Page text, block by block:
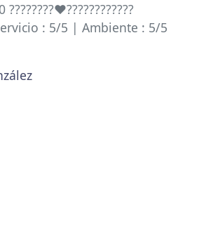
: 5/5 | Ambiente : 5/5